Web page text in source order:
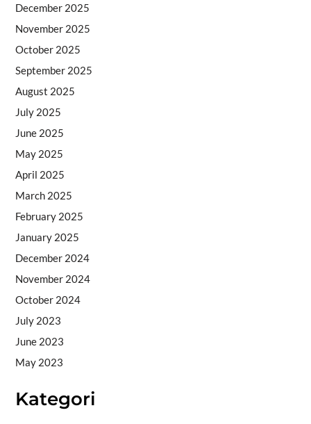
December 2025
November 2025
October 2025
September 2025
August 2025
July 2025
June 2025
May 2025
April 2025
March 2025
February 2025
January 2025
December 2024
November 2024
October 2024
July 2023
June 2023
May 2023
Kategori